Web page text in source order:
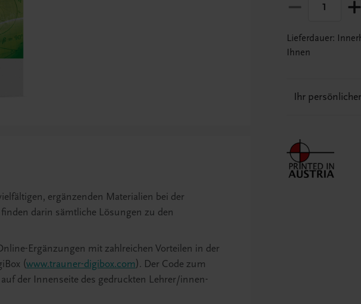
Lieferdauer:
Ihnen
Ihr
ergänzenden Materialien bei der
darin sämtliche Lösungen zu den
Ergänzungen mit zahlreichen Vorteilen in der
(www.trauner-digibox.com). Der Code zum
der Innenseite des gedruckten Lehrer/innen-